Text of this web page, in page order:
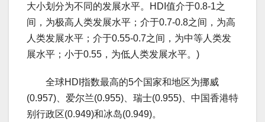
大小划分为不同的发展水平。HDI值介于0.8-1之
间，为极高人类发展水平；介于0.7-0.8之间，为高
人类发展水平；介于0.55-0.7之间，为中等人类发
展水平；小于0.55，为低人类发展水平。)
全球HDI指数最高的5个国家和地区为挪威
(0.957)、爱尔兰(0.955)、瑞士(0.955)、中国香港特
别行政区(0.949)和冰岛(0.949)。